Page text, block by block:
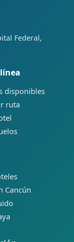
Federal,
disponibles
ruta
Cancún